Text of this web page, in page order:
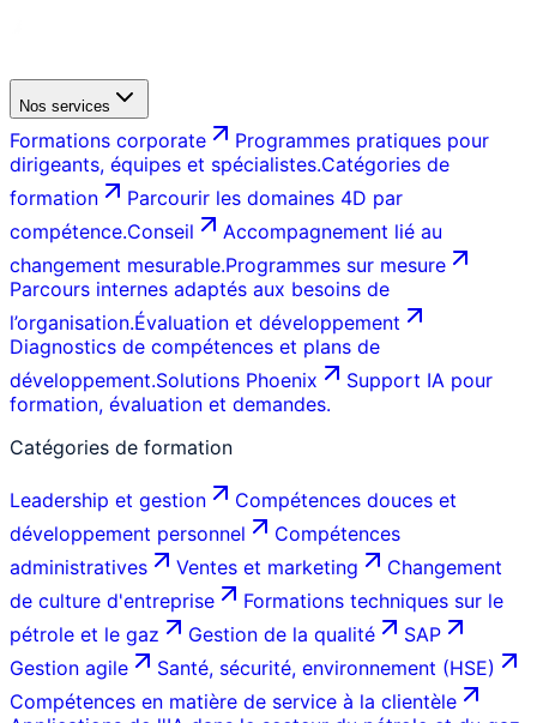
Nos services
Formations corporate
Programmes pratiques pour
dirigeants, équipes et spécialistes.Catégories de
formation
Parcourir les domaines 4D par
compétence.Conseil
Accompagnement lié au
changement mesurable.Programmes sur mesure
Parcours internes adaptés aux besoins de
l’organisation.Évaluation et développement
Diagnostics de compétences et plans de
développement.Solutions Phoenix
Support IA pour
formation, évaluation et demandes.
Catégories de formation
Leadership et gestion
Compétences douces et
développement personnel
Compétences
administratives
Ventes et marketing
Changement
de culture d'entreprise
Formations techniques sur le
pétrole et le gaz
Gestion de la qualité
SAP
Gestion agile
Santé, sécurité, environnement (HSE)
Compétences en matière de service à la clientèle